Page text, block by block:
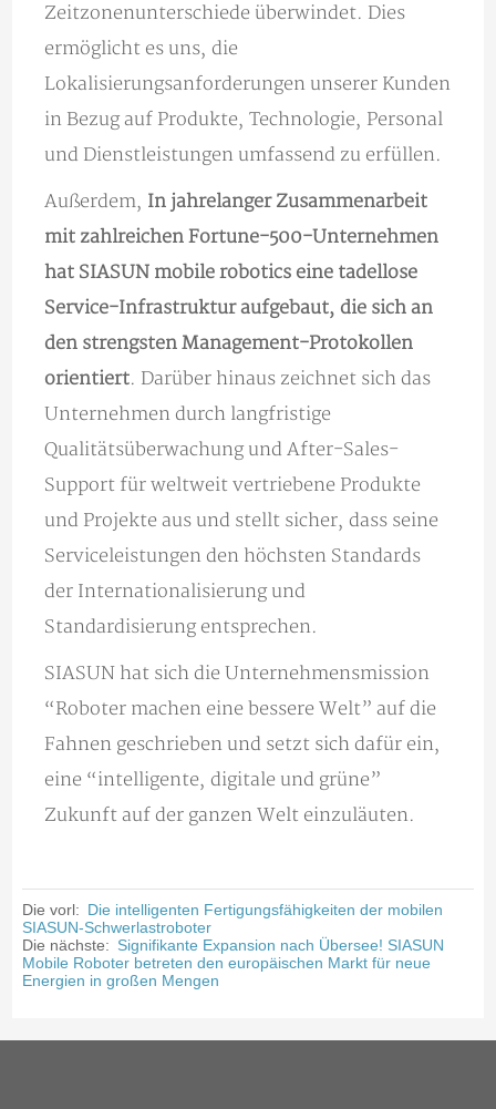
Zeitzonenunterschiede überwindet. Dies
ermöglicht es uns, die
Lokalisierungsanforderungen unserer Kunden
in Bezug auf Produkte, Technologie, Personal
und Dienstleistungen umfassend zu erfüllen.
Außerdem, In jahrelanger Zusammenarbeit
mit zahlreichen Fortune-500-Unternehmen
hat SIASUN mobile robotics eine tadellose
Service-Infrastruktur aufgebaut, die sich an
den strengsten Management-Protokollen
orientiert. Darüber hinaus zeichnet sich das
Unternehmen durch langfristige
Qualitätsüberwachung und After-Sales-
Support für weltweit vertriebene Produkte
und Projekte aus und stellt sicher, dass seine
Serviceleistungen den höchsten Standards
der Internationalisierung und
Standardisierung entsprechen.
SIASUN hat sich die Unternehmensmission
“Roboter machen eine bessere Welt” auf die
Fahnen geschrieben und setzt sich dafür ein,
eine “intelligente, digitale und grüne”
Zukunft auf der ganzen Welt einzuläuten.
Die vorl: Die intelligenten Fertigungsfähigkeiten der mobilen
SIASUN-Schwerlastroboter
Die nächste: Signifikante Expansion nach Übersee! SIASUN
Mobile Roboter betreten den europäischen Markt für neue
Energien in großen Mengen